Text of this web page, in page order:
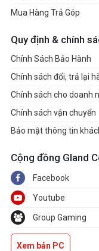
Mua Hàng Trả Góp
Quy định & chính
Chính Sách Bảo Hành
Chính sách đổi, trả lại
Chính sách cho doanh
Chính sách vận chuyển
Bảo mật thông tin
Cộng đồng Gland
Facebook
Youtube
Group Gaming
Xem bản PC